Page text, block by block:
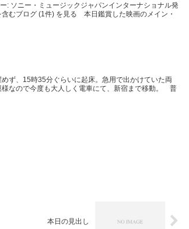
: ソニー・ミュージックジャパンインターナショナル発
むブログ (1件) を見る 本日鑑賞した映画のメイン・
ず、15時35分ぐらいに起床。急用で出かけていた両
なので今度も大人しく電車にて、新宿まで移動。 普
本日の見出し